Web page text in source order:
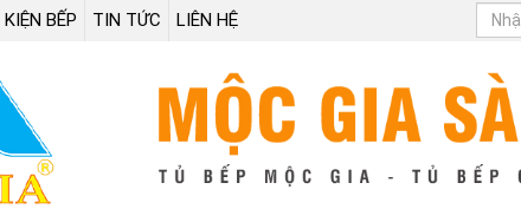
BẾP TIN TỨC LIÊN HỆ